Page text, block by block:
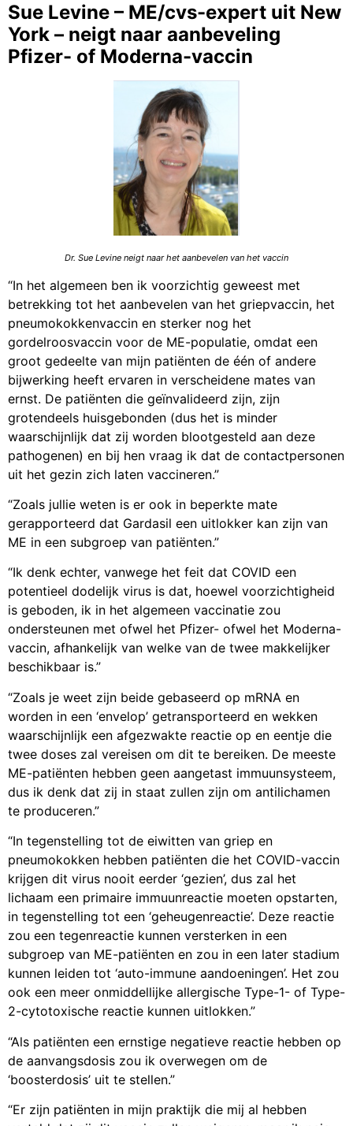
Sue Levine – ME/cvs-expert uit New
York – neigt naar aanbeveling
Pfizer- of Moderna-vaccin
Dr. Sue Levine neigt naar het aanbevelen van het vaccin
“In het algemeen ben ik voorzichtig geweest met
betrekking tot het aanbevelen van het griepvaccin, het
pneumokokkenvaccin en sterker nog het
gordelroosvaccin voor de ME-populatie, omdat een
groot gedeelte van mijn patiënten de één of andere
bijwerking heeft ervaren in verscheidene mates van
ernst. De patiënten die geïnvalideerd zijn, zijn
grotendeels huisgebonden (dus het is minder
waarschijnlijk dat zij worden blootgesteld aan deze
pathogenen) en bij hen vraag ik dat de contactpersonen
uit het gezin zich laten vaccineren.”
“Zoals jullie weten is er ook in beperkte mate
gerapporteerd dat Gardasil een uitlokker kan zijn van
ME in een subgroep van patiënten.”
“Ik denk echter, vanwege het feit dat COVID een
potentieel dodelijk virus is dat, hoewel voorzichtigheid
is geboden, ik in het algemeen vaccinatie zou
ondersteunen met ofwel het Pfizer- ofwel het Moderna-
vaccin, afhankelijk van welke van de twee makkelijker
beschikbaar is.”
“Zoals je weet zijn beide gebaseerd op mRNA en
worden in een ‘envelop’ getransporteerd en wekken
waarschijnlijk een afgezwakte reactie op en eentje die
twee doses zal vereisen om dit te bereiken. De meeste
ME-patiënten hebben geen aangetast immuunsysteem,
dus ik denk dat zij in staat zullen zijn om antilichamen
te produceren.”
“In tegenstelling tot de eiwitten van griep en
pneumokokken hebben patiënten die het COVID-vaccin
krijgen dit virus nooit eerder ‘gezien’, dus zal het
lichaam een primaire immuunreactie moeten opstarten,
in tegenstelling tot een ‘geheugenreactie’. Deze reactie
zou een tegenreactie kunnen versterken in een
subgroep van ME-patiënten en zou in een later stadium
kunnen leiden tot ‘auto-immune aandoeningen’. Het zou
ook een meer onmiddellijke allergische Type-1- of Type-
2-cytotoxische reactie kunnen uitlokken.”
“Als patiënten een ernstige negatieve reactie hebben op
de aanvangsdosis zou ik overwegen om de
‘boosterdosis’ uit te stellen.”
“Er zijn patiënten in mijn praktijk die mij al hebben